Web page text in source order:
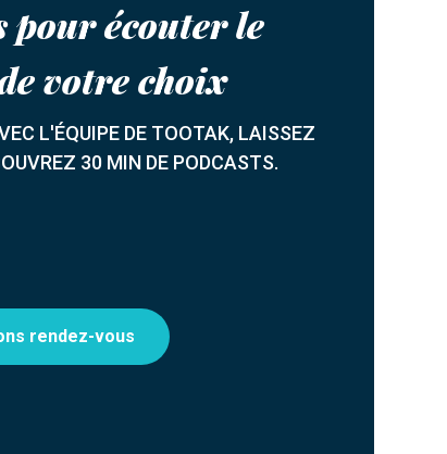
pour écouter le
votre choix
L'ÉQUIPE DE TOOTAK, LAISSEZ
30 MIN DE PODCASTS.
rendez-vous